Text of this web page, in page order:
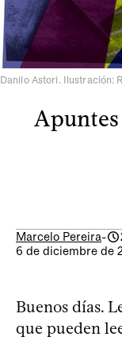
Danilo Astori. Ilustración:
Apuntes
Marcelo Pereira-
6 de diciembre de
Buenos días.
que pueden